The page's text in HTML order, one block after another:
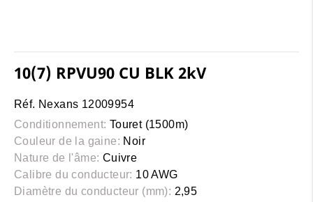
10(7) RPVU90 CU BLK 2kV
Réf. Nexans 12009954
Conditionnement: Touret (1500m)
Couleur de la gaine: Noir
Nature de l'âme: Cuivre
Calibre du conducteur: 10 AWG
Diamètre du conducteur (mm): 2,95